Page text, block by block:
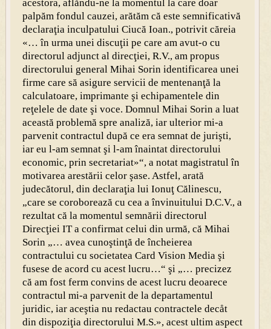
acestora, aflåndu-ne la momentul la care doar
palpăm fondul cauzei, arătăm că este semnificativă
declaraţia inculpatului Ciucă Ioan., potrivit căreia
«… în urma unei discuţii pe care am avut-o cu
directorul adjunct al direcţiei, R.V., am propus
directorului general Mihai Sorin identificarea unei
firme care să asigure servicii de mentenanţă la
calculatoare, imprimante şi echipamentele din
reţelele de date şi voce. Domnul Mihai Sorin a luat
această problemă spre analiză, iar ulterior mi-a
parvenit contractul după ce era semnat de jurişti,
iar eu l-am semnat şi l-am înaintat directorului
economic, prin secretariat»“, a notat magistratul în
motivarea arestării celor şase. Astfel, arată
judecătorul, din declaraţia lui Ionuţ Călinescu,
„care se coroborează cu cea a învinuitului D.C.V., a
rezultat că la momentul semnării directorul
Direcţiei IT a confirmat celui din urmă, că Mihai
Sorin „… avea cunoştinţă de încheierea
contractului cu societatea Card Vision Media şi
fusese de acord cu acest lucru…“ şi „… precizez
că am fost ferm convins de acest lucru deoarece
contractul mi-a parvenit de la departamentul
juridic, iar aceştia nu redactau contractele decåt
din dispoziţia directorului M.S.», acest ultim aspect